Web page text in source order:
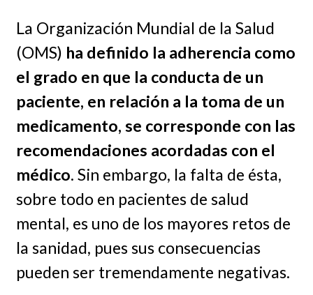
La Organización Mundial de la Salud
(OMS) ha definido la adherencia como
el grado en que la conducta de un
paciente, en relación a la toma de un
medicamento, se corresponde con las
recomendaciones acordadas con el
médico. Sin embargo, la falta de ésta,
sobre todo en pacientes de salud
mental, es uno de los mayores retos de
la sanidad, pues sus consecuencias
pueden ser tremendamente negativas.